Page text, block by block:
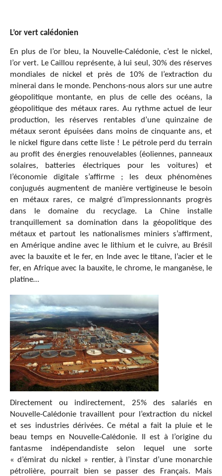
L’or vert calédonien
En plus de l’or bleu, la Nouvelle-Calédonie, c’est le nickel,
l’or vert. Le Caillou représente, à lui seul, 30% des réserves
mondiales de nickel et près de 10% de l’extraction du
minerai dans le monde. Penchons-nous alors sur une autre
géopolitique montante, en plus de celle des océans, la
géopolitique des métaux rares. Au rythme actuel de leur
production, les réserves rentables d’une quinzaine de
métaux seront épuisées dans moins de cinquante ans, et
le nickel figure dans cette liste ! Le pétrole perd du terrain
au profit des énergies renouvelables (éoliennes, panneaux
solaires, batteries électriques pour les voitures) et
l’économie digitale s’affirme ; les deux phénomènes
conjugués augmentent de manière vertigineuse le besoin
en métaux rares, ce malgré d’impressionnants progrès
dans le domaine du recyclage. La Chine installe
tranquillement sa domination dans la géopolitique des
métaux et partout les nationalismes miniers s’affirment,
en Amérique andine avec le lithium et le cuivre, au Brésil
avec la bauxite et le fer, en Inde avec le titane, l’acier et le
fer, en Afrique avec la bauxite, le chrome, le manganèse, le
platine…
Directement ou indirectement, 25% des salariés en
Nouvelle-Calédonie travaillent pour l’extraction du nickel
et ses industries dérivées. Ce métal a fait la pluie et le
beau temps en Nouvelle-Calédonie. Il est à l’origine du
fantasme indépendandiste selon lequel une sorte
« d’émirat du nickel » rentier, à l’instar d’une monarchie
pétrolière, pourrait bien se passer des Français. Mais